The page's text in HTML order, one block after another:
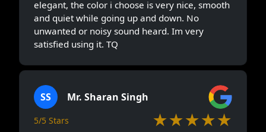
elegant, the color i choose is very nice, smooth
and quiet while going up and down. No
unwanted or noisy sound heard. Im very
satisfied using it. TQ
SS Mr. Sharan Singh
5/5 Stars ★★★★★